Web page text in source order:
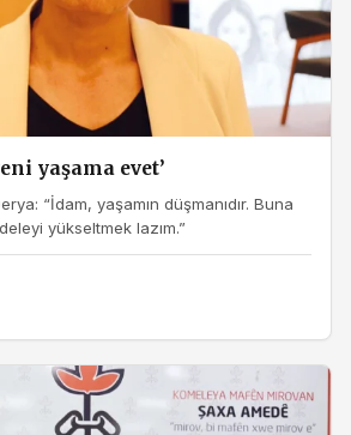
yaşama evet’
“İdam, yaşamın düşmanıdır. Buna
yükseltmek lazım.”